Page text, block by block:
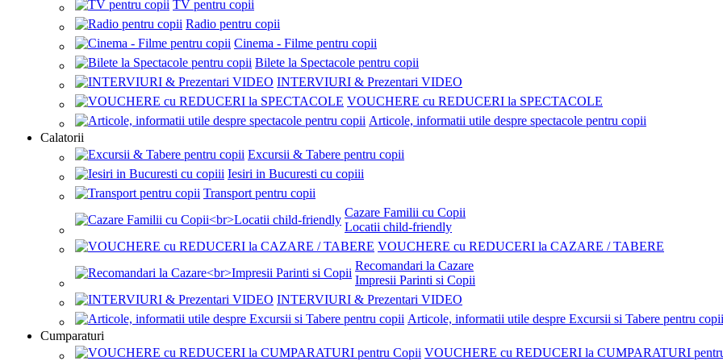
TV pentru copii
Radio pentru copii
Cinema - Filme pentru copii
Bilete la Spectacole pentru copii
INTERVIURI & Prezentari VIDEO
VOUCHERE cu REDUCERI la SPECTACOLE
Articole, informatii utile despre spectacole pentru copii
Calatorii
Excursii & Tabere pentru copii
Iesiri in Bucuresti cu copiii
Transport pentru copii
Cazare Familii cu Copii
Locatii child-friendly
VOUCHERE cu REDUCERI la CAZARE / TABERE
Recomandari la Cazare
Impresii Parinti si Copii
INTERVIURI & Prezentari VIDEO
Articole, informatii utile despre Excursii si Tabere pentru copii
Cumparaturi
VOUCHERE cu REDUCERI la CUMPARATURI